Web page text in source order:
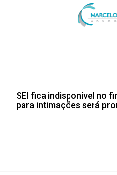
SEI fica indisponível no
para intimações será